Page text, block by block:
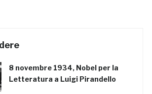
8 novembre 1934, Nobel per la
Letteratura a Luigi Pirandello